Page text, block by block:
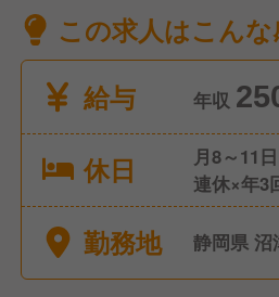
この求人はこんな
給与
年収
休日
月8～11
連休×年3
前・産後
暇
勤務地 静岡県 沼